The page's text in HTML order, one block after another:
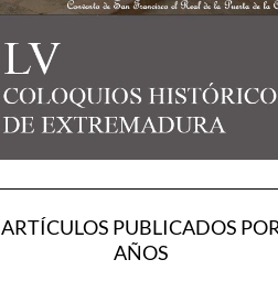
ARTÍCULOS PUBLICADOS
AÑOS